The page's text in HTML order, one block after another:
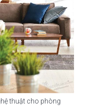
thuật cho phòng